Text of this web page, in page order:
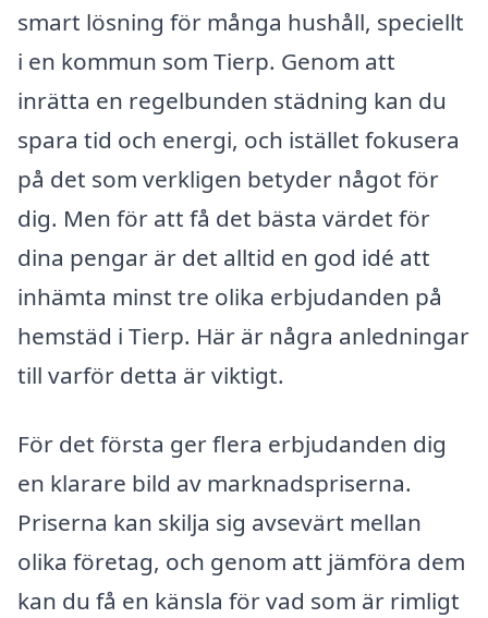
smart lösning för många hushåll, speciellt
i en kommun som Tierp. Genom att
inrätta en regelbunden städning kan du
spara tid och energi, och istället fokusera
på det som verkligen betyder något för
dig. Men för att få det bästa värdet för
dina pengar är det alltid en god idé att
inhämta minst tre olika erbjudanden på
hemstäd i Tierp. Här är några anledningar
till varför detta är viktigt.
För det första ger flera erbjudanden dig
en klarare bild av marknadspriserna.
Priserna kan skilja sig avsevärt mellan
olika företag, och genom att jämföra dem
kan du få en känsla för vad som är rimligt